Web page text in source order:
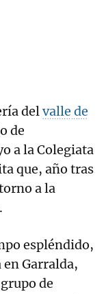
delvalle de
de
a la Colegiata
que, año tras
a la
espléndido,
en Garralda,
de